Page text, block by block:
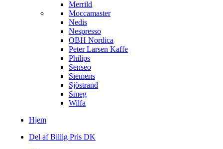
Merrild
Moccamaster
Nedis
Nespresso
OBH Nordica
Peter Larsen Kaffe
Philips
Senseo
Siemens
Sjöstrand
Smeg
Wilfa
Hjem
Del af Billig Pris DK